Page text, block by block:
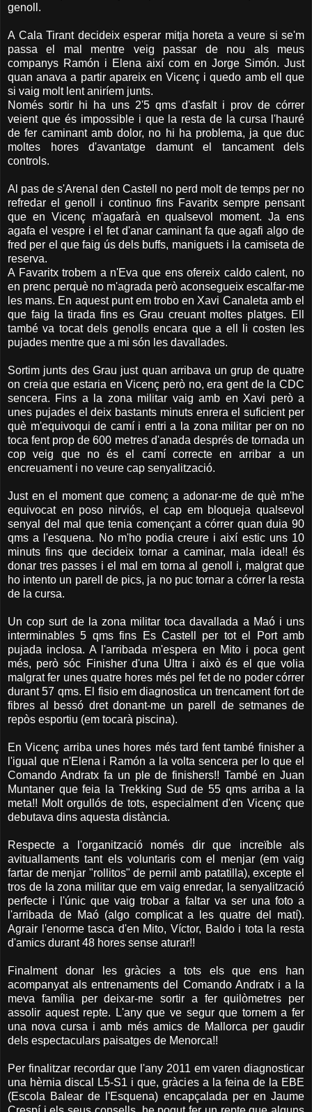
genoll.
A Cala Tirant decideix esperar mitja horeta a veure si se'm
passa el mal mentre veig passar de nou als meus
companys Ramón i Elena així com en Jorge Simón. Just
quan anava a partir apareix en Vicenç i quedo amb ell que
si vaig molt lent aniríem junts.
Només sortir hi ha uns 2'5 qms d'asfalt i prov de córrer
veient que és impossible i que la resta de la cursa l'hauré
de fer caminant amb dolor, no hi ha problema, ja que duc
moltes hores d'avantatge damunt el tancament dels
controls.
Al pas de s'Arenal den Castell no perd molt de temps per no
refredar el genoll i continuo fins Favaritx sempre pensant
que en Vicenç m'agafarà en qualsevol moment. Ja ens
agafa el vespre i el fet d'anar caminant fa que agafi algo de
fred per el que faig ús dels buffs, maniguets i la camiseta de
reserva.
A Favaritx trobem a n'Eva que ens ofereix caldo calent, no
en prenc perquè no m'agrada però aconsegueix escalfar-me
les mans. En aquest punt em trobo en Xavi Canaleta amb el
que faig la tirada fins es Grau creuant moltes platges. Ell
també va tocat dels genolls encara que a ell li costen les
pujades mentre que a mi són les davallades.
Sortim junts des Grau just quan arribava un grup de quatre
on creia que estaria en Vicenç però no, era gent de la CDC
sencera. Fins a la zona militar vaig amb en Xavi però a
unes pujades el deix bastants minuts enrera el suficient per
què m'equivoqui de camí i entri a la zona militar per on no
toca fent prop de 600 metres d'anada després de tornada un
cop veig que no és el camí correcte en arribar a un
encreuament i no veure cap senyalització.
Just en el moment que començ a adonar-me de què m'he
equivocat en poso nirviós, el cap em bloqueja qualsevol
senyal del mal que tenia començant a córrer quan duia 90
qms a l'esquena. No m'ho podia creure i així estic uns 10
minuts fins que decideix tornar a caminar, mala idea!! és
donar tres passes i el mal em torna al genoll i, malgrat que
ho intento un parell de pics, ja no puc tornar a córrer la resta
de la cursa.
Un cop surt de la zona militar toca davallada a Maó i uns
interminables 5 qms fins Es Castell per tot el Port amb
pujada inclosa. A l'arribada m'espera en Mito i poca gent
més, però sóc Finisher d'una Ultra i això és el que volia
malgrat fer unes quatre hores més pel fet de no poder córrer
durant 57 qms. El fisio em diagnostica un trencament fort de
fibres al bessó dret donant-me un parell de setmanes de
repòs esportiu (em tocarà piscina).
En Vicenç arriba unes hores més tard fent també finisher a
l'igual que n'Elena i Ramón a la volta sencera per lo que el
Comando Andratx fa un ple de finishers!! També en Juan
Muntaner que feia la Trekking Sud de 55 qms arriba a la
meta!! Molt orgullós de tots, especialment d'en Vicenç que
debutava dins aquesta distància.
Respecte a l'organització només dir que increïble als
avituallaments tant els voluntaris com el menjar (em vaig
fartar de menjar "rollitos" de pernil amb patatilla), excepte el
tros de la zona militar que em vaig enredar, la senyalització
perfecte i l'únic que vaig trobar a faltar va ser una foto a
l'arribada de Maó (algo complicat a les quatre del matí).
Agrair l'enorme tasca d'en Mito, Víctor, Baldo i tota la resta
d'amics durant 48 hores sense aturar!!
Finalment donar les gràcies a tots els que ens han
acompanyat als entrenaments del Comando Andratx i a la
meva família per deixar-me sortir a fer quilòmetres per
assolir aquest repte. L'any que ve segur que tornem a fer
una nova cursa i amb més amics de Mallorca per gaudir
dels espectaculars paisatges de Menorca!!
Per finalitzar recordar que l'any 2011 em varen diagnosticar
una hèrnia discal L5-S1 i que, gràcies a la feina de la EBE
(Escola Balear de l'Esquena) encapçalada per en Jaume